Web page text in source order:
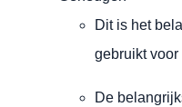
Dit is het
gebruikt voor
De